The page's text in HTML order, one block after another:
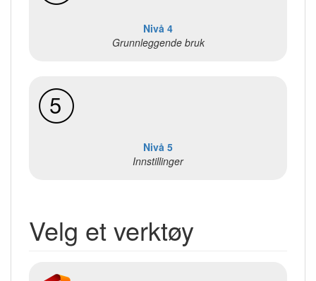
Nivå 4
Grunnleggende bruk
Nivå 5
Innstillinger
Velg et verktøy